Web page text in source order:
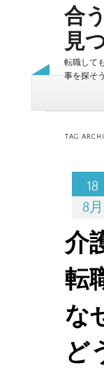
合
見
転職して
事を探そ
TAG
18
8月
介
転
な
ど